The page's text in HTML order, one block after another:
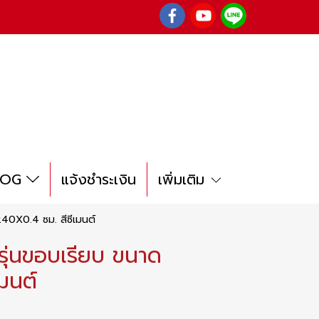
แจ้งชำระเงิน เพิ่มเติม
ซม. สีซีเมนต์
ขอบเรียบ ขนาด
นต์